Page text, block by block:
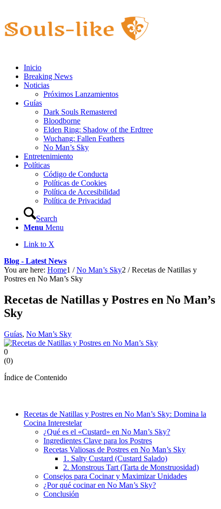
Inicio
Breaking News
Noticias
Próximos Lanzamientos
Guías
Dark Souls Remastered
Bloodborne
Elden Ring: Shadow of the Erdtree
Wuchang: Fallen Feathers
No Man’s Sky
Entretenimiento
Políticas
Código de Conducta
Políticas de Cookies
Política de Accesibilidad
Política de Privacidad
Search
Menu Menu
Link to X
Blog - Latest News
You are here: Home1 / No Man’s Sky2 / Recetas de Natillas y
Postres en No Man’s Sky
Recetas de Natillas y Postres en No Man’s
Sky
Guías, No Man’s Sky
0
(0)
Índice de Contenido
Recetas de Natillas y Postres en No Man’s Sky: Domina la
Cocina Interestelar
¿Qué es el «Custard» en No Man’s Sky?
Ingredientes Clave para los Postres
Recetas Valiosas de Postres en No Man’s Sky
1. Salty Custard (Custard Salado)
2. Monstrous Tart (Tarta de Monstruosidad)
Consejos para Cocinar y Maximizar Unidades
¿Por qué cocinar en No Man’s Sky?
Conclusión